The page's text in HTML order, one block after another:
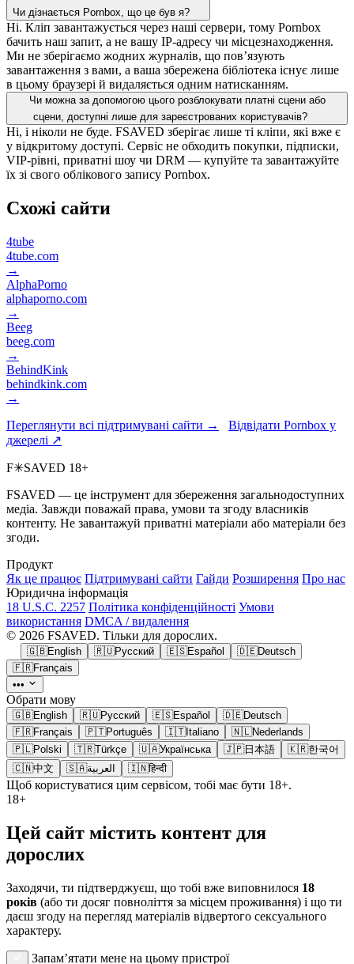
Чи дізнається Pornbox, що це був я?
Ні. Кліп завантажується через наші сервери, тому Pornbox
бачить наш запит, а не вашу IP-адресу чи місцезнаходження.
Ми не зберігаємо жодних журналів, що пов’язують
завантаження з вами, а ваша збережена бібліотека існує лише
в цьому браузері й видаляється одним натисканням.
Чи можна за допомогою цього розблокувати платні сцени або
сцени, доступні лише для зареєстрованих користувачів?
Ні, і ніколи не буде. FSAVED зберігає лише ті кліпи, які вже є
у відкритому доступі. Сервіс не обходить покупки, підписки,
VIP-рівні, приватні шоу чи DRM — купуйте та завантажуйте
їх зі свого облікового запису Pornbox.
Схожі сайти
4tube
4tube.com
→
AlphaPorno
alphaporno.com
→
Beeg
beeg.com
→
BehindKink
behindkink.com
→
Переглянути всі підтримувані сайти →
Відвідати Pornbox у
джерелі ↗
F✳SAVED 18+
FSAVED — це інструмент для збереження загальнодоступних
медіа. Завжди поважай права, умови та згоду власників
контенту. Не завантажуй приватні матеріали або матеріали без
згоди.
Продукт
Як це працює Підтримувані сайти Гайди Розширення Про нас
Юридична інформація
18 U.S.C. 2257 Політика конфіденційності Умови
використання DMCA / видалення
© 2026 FSAVED. Тільки для дорослих.
🇬🇧English 🇷🇺Русский 🇪🇸Español 🇩🇪Deutsch
🇫🇷Français
•••
Обрати мову
🇬🇧English 🇷🇺Русский 🇪🇸Español 🇩🇪Deutsch
🇫🇷Français 🇵🇹Português 🇮🇹Italiano 🇳🇱Nederlands
🇵🇱Polski 🇹🇷Türkçe 🇺🇦Українська 🇯🇵日本語 🇰🇷한국어
🇨🇳中文 🇸🇦العربية 🇮🇳हिन्दी
Щоб користуватися цим сервісом, тобі має бути 18+.
18+
Цей сайт містить контент для
дорослих
Заходячи, ти підтверджуєш, що тобі вже виповнилося 18
років (або ти досяг повноліття за місцем проживання) і що ти
даєш згоду на перегляд матеріалів відвертого сексуального
характеру.
Запам’ятати мене на цьому пристрої